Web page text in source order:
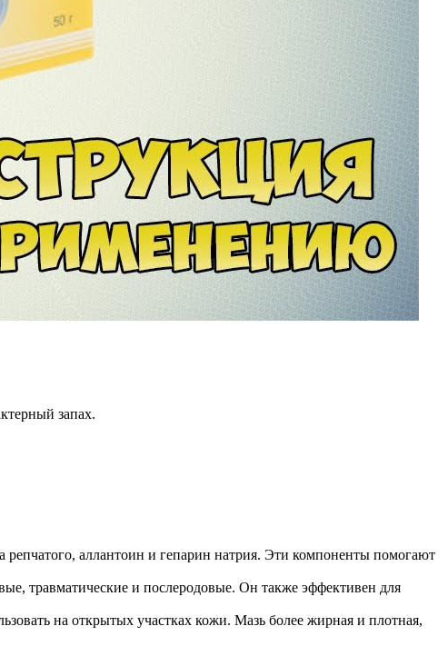
запах.
репчатого, аллантоин и гепарин натрия. Эти компоненты помогают
травматические и послеродовые. Он также эффективен для
на открытых участках кожи. Мазь более жирная и плотная,